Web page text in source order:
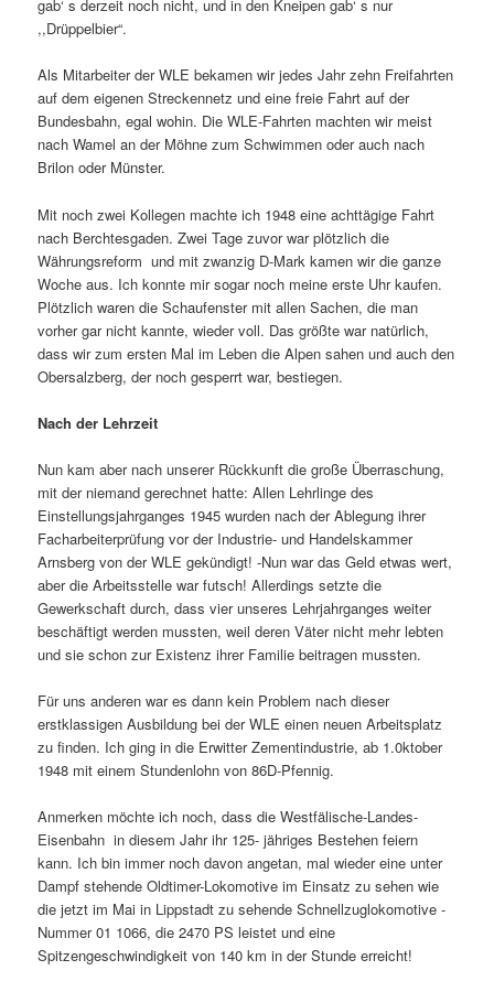
gab‘ s derzeit noch nicht, und in den Kneipen gab‘ s nur
,,Drüppelbier“.
Als Mitarbeiter der WLE bekamen wir jedes Jahr zehn Freifahrten
auf dem eigenen Streckennetz und eine freie Fahrt auf der
Bundesbahn, ­egal wohin. Die WLE-Fahrten machten wir meist
nach Wamel an der Möhne zum Schwimmen oder auch nach
Brilon oder Münster.
Mit noch zwei Kollegen machte ich 1948 eine achttägige Fahrt
nach Berchtesgaden. Zwei Tage zuvor war plötzlich die
Währungsreform und mit zwanzig D-Mark kamen wir die ganze
Woche aus. Ich konnte mir sogar noch meine erste Uhr kaufen.
Plötzlich waren die Schau­fenster mit allen Sachen, die man
vorher gar nicht kannte, wieder voll. Das größte war natürlich,
dass wir zum ersten Mal im Leben die Alpen sahen und auch den
Obersalzberg, der noch gesperrt war, bestiegen.
Nach der Lehrzeit
Nun kam aber nach unserer Rückkunft die große Über­raschung,
mit der niemand gerechnet hatte: Allen Lehrlinge des
Einstellungsjahrganges 1945 wurden nach der Ablegung ihrer
Facharbeiterprüfung vor der Industrie- und Handels­kammer
Arnsberg von der WLE gekündigt! -Nun war das Geld etwas wert,
aber die Ar­beitsstelle war futsch! Allerdings setzte die
Gewerkschaft durch, dass vier unseres Lehrjahr­ganges weiter
beschäftigt werden mussten, weil deren Väter nicht mehr lebten
und sie schon zur Existenz ihrer Familie beitragen mussten.
Für uns anderen war es dann kein Problem nach dieser
erstklassigen Ausbildung bei der WLE einen neuen Arbeitsplatz
zu finden. Ich ging in die Erwitter Zementindustrie, ab 1.0ktober
1948 mit einem Stundenlohn von 86D-Pfennig.
Anmerken möchte ich noch, dass die Westfälische-Landes-
Eisenbahn in diesem Jahr ihr 125- jähriges Bestehen feiern
kann. Ich bin immer noch davon angetan, mal wieder eine unter
Dampf stehende Oldtimer-Lokomotive im Einsatz zu sehen wie
die jetzt im Mai in Lipp­stadt zu sehende Schnellzuglokomotive -
Nummer 01 1066, die 2470 PS leistet und eine
Spitzengeschwindigkeit von 140 km in der Stunde erreicht!